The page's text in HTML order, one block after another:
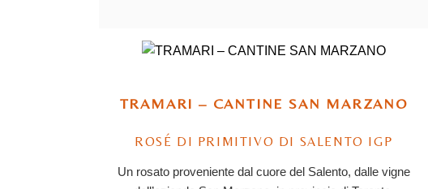
TRAMARI – CANTINE SAN MARZANO
ROSÉ DI PRIMITIVO DI SALENTO IGP
Un rosato proveniente dal cuore del Salento, dalle vigne